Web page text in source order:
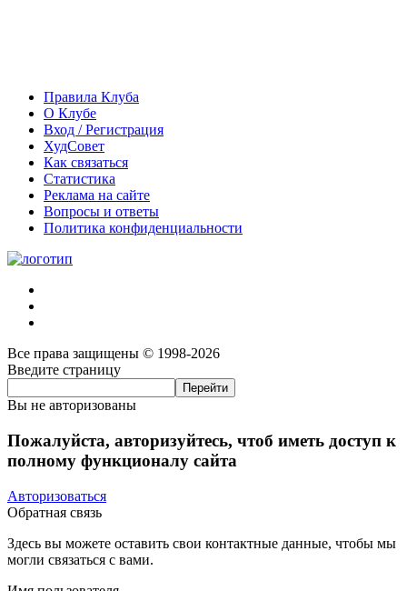
Правила Клуба
О Клубе
Вход / Регистрация
ХудСовет
Как связаться
Статистика
Реклама на сайте
Вопросы и ответы
Политика конфиденциальности
Все права защищены © 1998-2026
Введите страницу
Вы не авторизованы
Пожалуйста, авторизуйтесь, чтоб иметь доступ к
полному функционалу сайта
Авторизоваться
Обратная связь
Здесь вы можете оставить свои контактные данные, чтобы мы
могли связаться с вами.